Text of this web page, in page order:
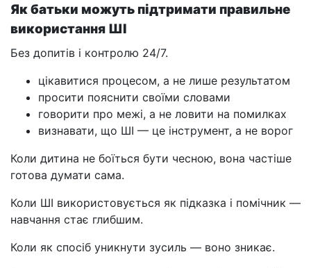
Як батьки можуть підтримати правильне
використання ШІ
Без допитів і контролю 24/7.
цікавитися процесом, а не лише результатом
просити пояснити своїми словами
говорити про межі, а не ловити на помилках
визнавати, що ШІ — це інструмент, а не ворог
Коли дитина не боїться бути чесною, вона частіше
готова думати сама.
Коли ШІ використовується як підказка і помічник —
навчання стає глибшим.
Коли як спосіб уникнути зусиль — воно зникає.